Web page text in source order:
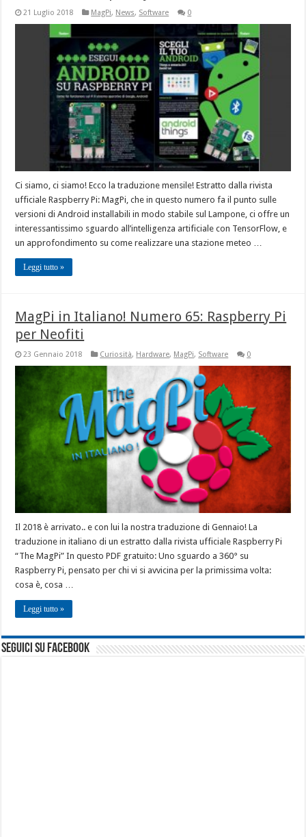
21 Luglio 2018 MagPi, News, Software 0
Ci siamo, ci siamo! Ecco la traduzione mensile! Estratto dalla rivista
ufficiale Raspberry Pi: MagPi, che in questo numero fa il punto sulle
versioni di Android installabili in modo stabile sul Lampone, ci offre un
interessantissimo sguardo all’intelligenza artificiale con TensorFlow, e
un approfondimento su come realizzare una stazione meteo …
Leggi tutto »
MagPi in Italiano! Numero 65: Raspberry Pi
per Neofiti
23 Gennaio 2018 Curiosità, Hardware, MagPi, Software 0
Il 2018 è arrivato.. e con lui la nostra traduzione di Gennaio! La
traduzione in italiano di un estratto dalla rivista ufficiale Raspberry Pi
“The MagPi” In questo PDF gratuito: Uno sguardo a 360° su
Raspberry Pi, pensato per chi vi si avvicina per la primissima volta:
cosa è, cosa …
Leggi tutto »
seguici su facebook